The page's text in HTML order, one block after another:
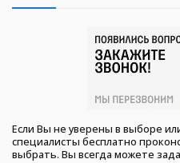
Если Вы не уверены в выборе
специалисты бесплатно
выбрать. Вы всегда можете